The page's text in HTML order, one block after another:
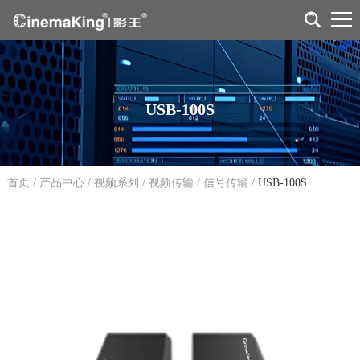
USB-100S
首页 / 产品中心/ 视频系列 / 视频传输 / 信号传输 / USB-100S